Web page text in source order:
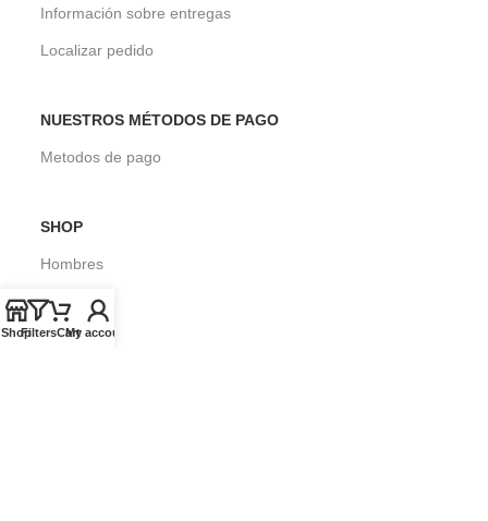
Información sobre entregas
Localizar pedido
NUESTROS MÉTODOS DE PAGO
Metodos de pago
SHOP
Hombres
Mujeres
Niños
ShopFiltersCart
My account